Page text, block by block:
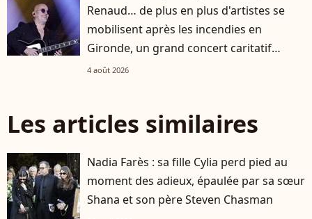
Renaud… de plus en plus d'artistes se
mobilisent après les incendies en
Gironde, un grand concert caritatif
annoncé
4 août 2026
Les articles similaires
Nadia Farès : sa fille Cylia perd pied au
moment des adieux, épaulée par sa sœur
Shana et son père Steven Chasman